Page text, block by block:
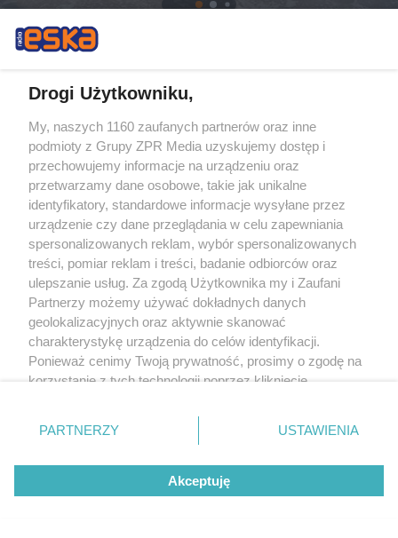
Drogi Użytkowniku,
My, naszych 1160 zaufanych partnerów oraz inne
podmioty z Grupy ZPR Media uzyskujemy dostęp i
przechowujemy informacje na urządzeniu oraz
przetwarzamy dane osobowe, takie jak unikalne
identyfikatory, standardowe informacje wysyłane przez
urządzenie czy dane przeglądania w celu zapewniania
spersonalizowanych reklam, wybór spersonalizowanych
treści, pomiar reklam i treści, badanie odbiorców oraz
ulepszanie usług. Za zgodą Użytkownika my i Zaufani
Partnerzy możemy używać dokładnych danych
geolokalizacyjnych oraz aktywnie skanować
charakterystykę urządzenia do celów identyfikacji.
Ponieważ cenimy Twoją prywatność, prosimy o zgodę na
korzystanie z tych technologii poprzez kliknięcie
zmienić/wycofać klikając przycisk ustawień prywatności
znajdujący się w lewym dolnym rogu strony
rodzaje przetwarzania danych nie wymagają zgody
użytkownika, ale masz prawo sprzeciwić się takiemu
przetwarzaniu. Preferencje będą miały zastosowanie tylko
PARTNERZY USTAWIENIA
Akceptuję